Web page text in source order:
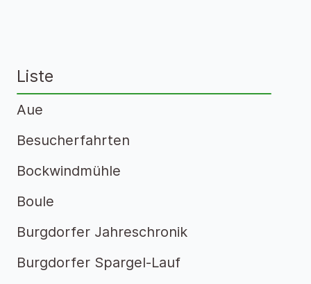
Liste
Aue
Besucherfahrten
Bockwindmühle
Boule
Burgdorfer Jahreschronik
Burgdorfer Spargel-Lauf